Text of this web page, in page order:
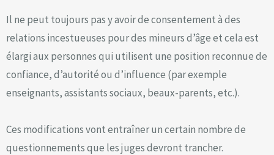
Il ne peut toujours pas y avoir de consentement à des
relations incestueuses pour des mineurs d’âge et cela est
élargi aux personnes qui utilisent une position reconnue de
confiance, d’autorité ou d’influence (par exemple
enseignants, assistants sociaux, beaux-parents, etc.).
Ces modifications vont entraîner un certain nombre de
questionnements que les juges devront trancher.